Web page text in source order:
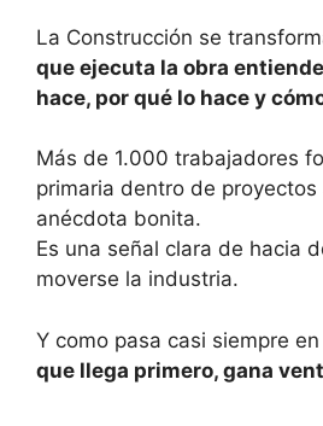
La Construcción se
que ejecuta la obra
hace, por qué lo hace y
Más de 1.000 trabajadores
primaria dentro de
anécdota bonita.
Es una señal clara de hacia
moverse la industria.
Y como pasa casi siempre
que llega primero, gana